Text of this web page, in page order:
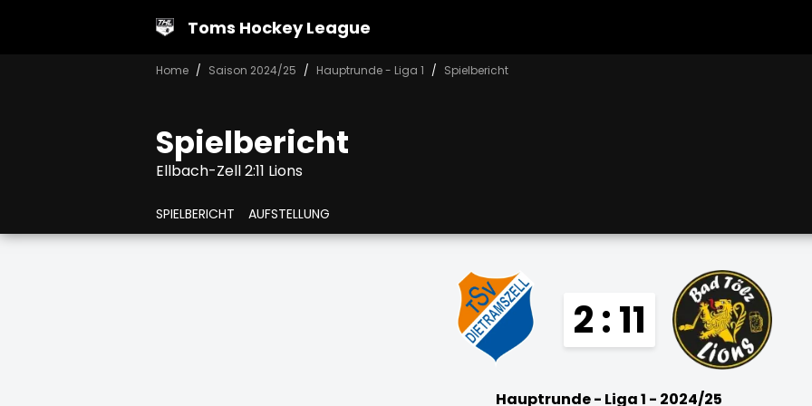
Toms Hockey League
Home Saison 2024/25 Hauptrunde - Liga 1 Spielbericht
Spielbericht
Ellbach-Zell 2:11 Lions
SPIELBERICHT AUFSTELLUNG
2 : 11
Hauptrunde - Liga 1 - 2024/25